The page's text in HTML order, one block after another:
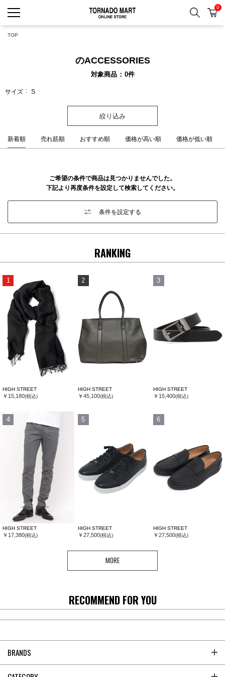
検索 カ
0
TOP
のACCESSORIES
対象商品 0件
サイズ S
絞り込み
新着順 売れ筋順 おすすめ順 価格が高い順 価格が低い順
ご希望の条件で商品は見つかりませんでした。
下記より再度条件を設定して検索してください。
条件を設定する
RANKING
1
HIGH STREET
￥15,180(税込)
2
HIGH STREET
￥45,100(税込)
3
HIGH STREET
￥15,400(税込)
4
HIGH STREET
￥17,380(税込)
5
HIGH STREET
￥27,500(税込)
6
HIGH STREET
￥27,500(税込)
MORE
RECOMMEND FOR YOU
BRANDS